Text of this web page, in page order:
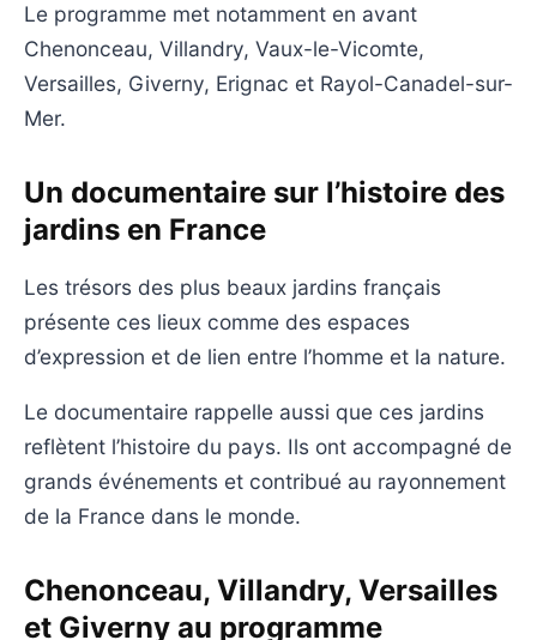
Le programme met notamment en avant
Chenonceau, Villandry, Vaux-le-Vicomte,
Versailles, Giverny, Erignac et Rayol-Canadel-sur-
Mer.
Un documentaire sur l’histoire des
jardins en France
Les trésors des plus beaux jardins français
présente ces lieux comme des espaces
d’expression et de lien entre l’homme et la nature.
Le documentaire rappelle aussi que ces jardins
reflètent l’histoire du pays. Ils ont accompagné de
grands événements et contribué au rayonnement
de la France dans le monde.
Chenonceau, Villandry, Versailles
et Giverny au programme